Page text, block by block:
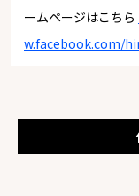
ームページはこちら
w.facebook.com/